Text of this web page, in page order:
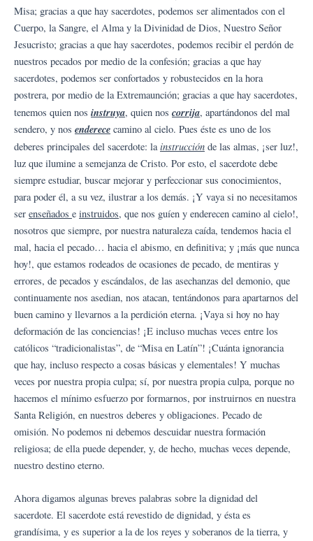
Misa; gracias a que hay sacerdotes, podemos ser alimentados con el
Cuerpo, la Sangre, el Alma y la Divinidad de Dios, Nuestro Señor
Jesucristo; gracias a que hay sacerdotes, podemos recibir el perdón de
nuestros pecados por medio de la confesión; gracias a que hay
sacerdotes, podemos ser confortados y robustecidos en la hora
postrera, por medio de la Extremaunción; gracias a que hay sacerdotes,
tenemos quien nos instruya, quien nos corrija, apartándonos del mal
sendero, y nos enderece camino al cielo. Pues éste es uno de los
deberes principales del sacerdote: lainstrucción de las almas, ¡ser luz!,
luz que ilumine a semejanza de Cristo. Por esto, el sacerdote debe
siempre estudiar, buscar mejorar y perfeccionar sus conocimientos,
para poder él, a su vez, ilustrar a los demás. ¡Y vaya si no necesitamos
ser enseñados e instruidos, que nos guíen y enderecen camino al cielo!,
nosotros que siempre, por nuestra naturaleza caída, tendemos hacia el
mal, hacia el pecado… hacia el abismo, en definitiva; y ¡más que nunca
hoy!, que estamos rodeados de ocasiones de pecado, de mentiras y
errores, de pecados y escándalos, de las asechanzas del demonio, que
continuamente nos asedian, nos atacan, tentándonos para apartarnos del
buen camino y llevarnos a la perdición eterna. ¡Vaya si hoy no hay
deformación de las conciencias! ¡E incluso muchas veces entre los
católicos “tradicionalistas”, de “Misa en Latín”! ¡Cuánta ignorancia
que hay, incluso respecto a cosas básicas y elementales! Y muchas
veces por nuestra propia culpa; sí, por nuestra propia culpa, porque no
hacemos el mínimo esfuerzo por formarnos, por instruirnos en nuestra
Santa Religión, en nuestros deberes y obligaciones. Pecado de
omisión. No podemos ni debemos descuidar nuestra formación
religiosa; de ella puede depender, y, de hecho, muchas veces depende,
nuestro destino eterno.
Ahora digamos algunas breves palabras sobre la dignidad del
sacerdote. El sacerdote está revestido de dignidad, y ésta es
grandísima, y es superior a la de los reyes y soberanos de la tierra, y